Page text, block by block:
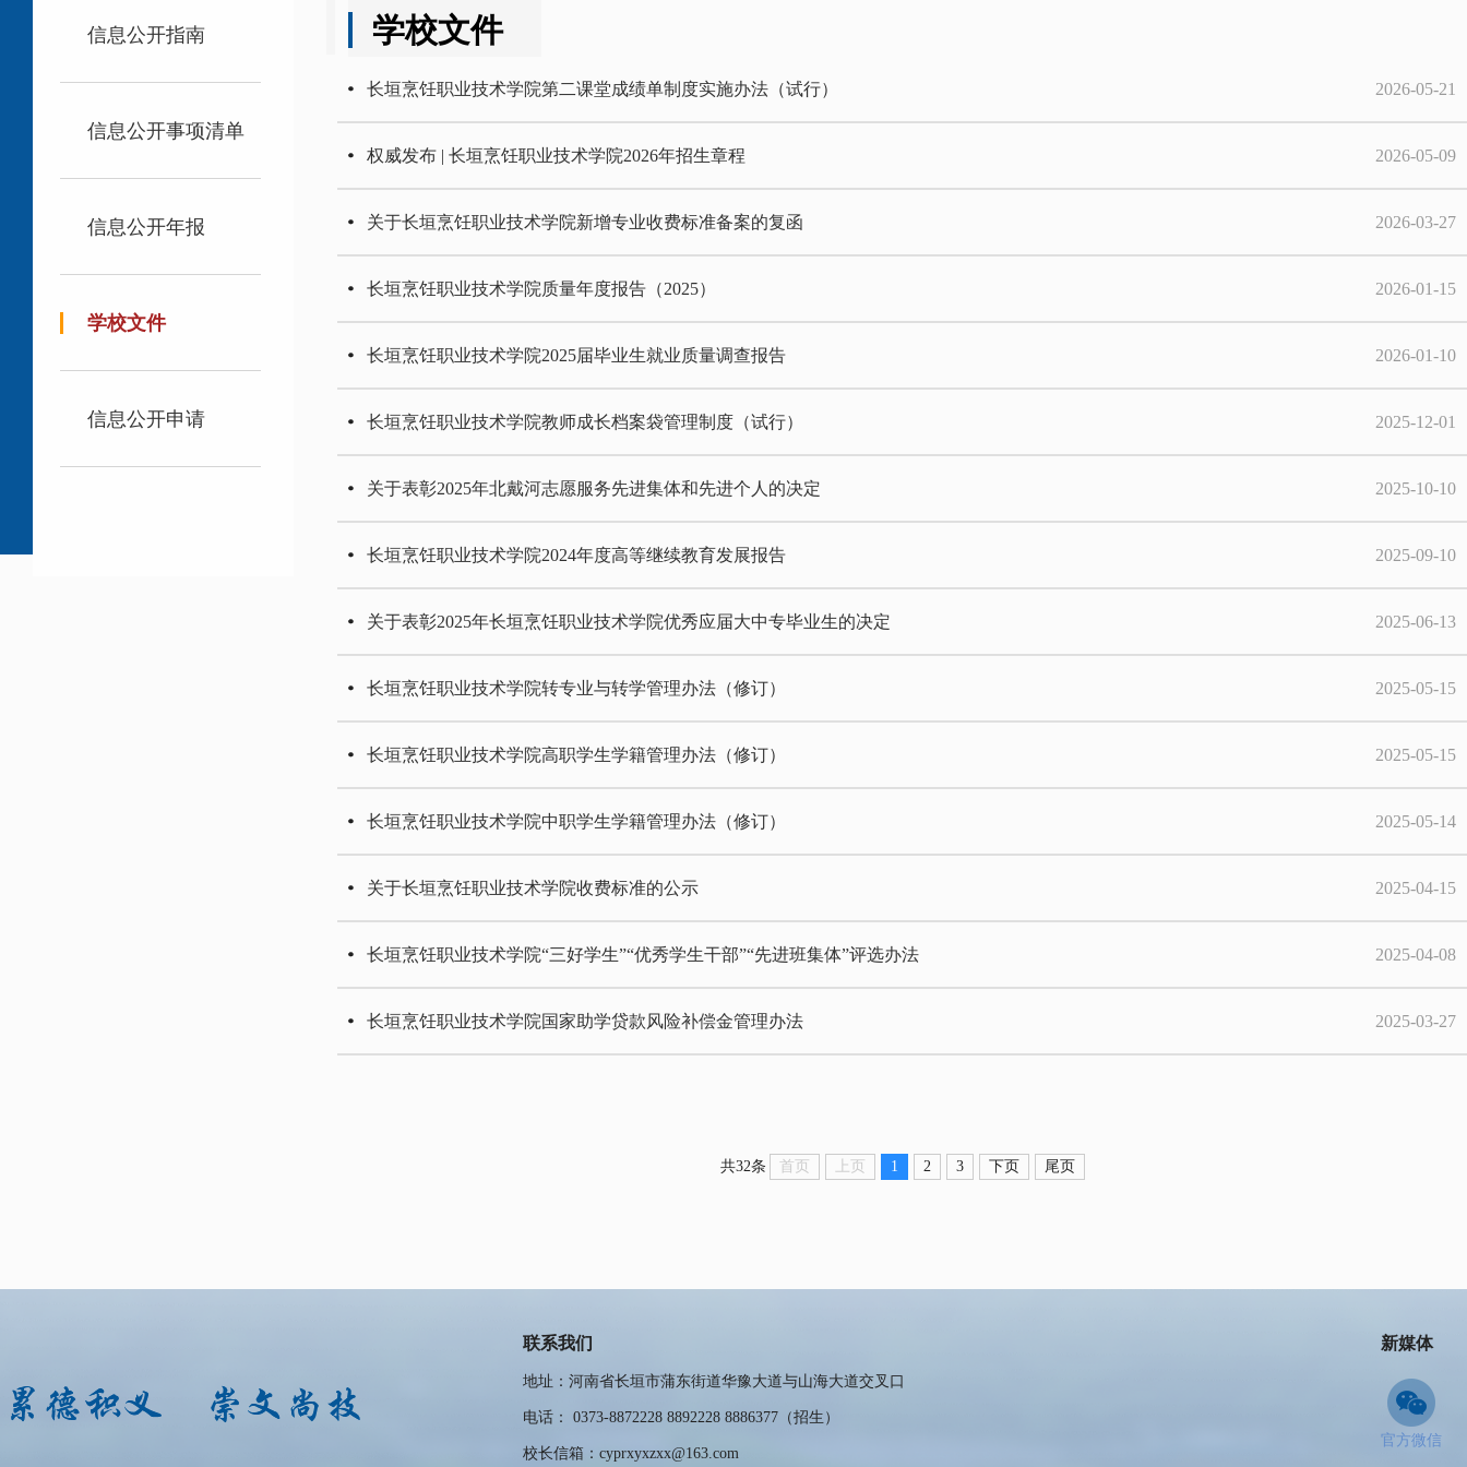
信息公开指南
信息公开事项清单
信息公开年报
学校文件
信息公开申请
学校文件
长垣烹饪职业技术学院第二课堂成绩单制度实施办法（试行） 2026-05-21
权威发布 | 长垣烹饪职业技术学院2026年招生章程 2026-05-09
​关于长垣烹饪职业技术学院新增专业收费标准备案的复函 2026-03-27
长垣烹饪职业技术学院质量年度报告（2025） 2026-01-15
长垣烹饪职业技术学院2025届毕业生就业质量调查报告 2026-01-10
长垣烹饪职业技术学院教师成长档案袋管理制度（试行） 2025-12-01
关于表彰2025年北戴河志愿服务先进集体和先进个人的决定 2025-10-10
长垣烹饪职业技术学院2024年度高等继续教育发展报告 2025-09-10
关于表彰2025年长垣烹饪职业技术学院优秀应届大中专毕业生的决定 2025-06-13
长垣烹饪职业技术学院转专业与转学管理办法（修订） 2025-05-15
长垣烹饪职业技术学院高职学生学籍管理办法（修订） 2025-05-15
长垣烹饪职业技术学院中职学生学籍管理办法（修订） 2025-05-14
关于长垣烹饪职业技术学院收费标准的公示 2025-04-15
长垣烹饪职业技术学院“三好学生”“优秀学生干部”“先进班集体”评选办法 2025-04-08
长垣烹饪职业技术学院国家助学贷款风险补偿金管理办法 2025-03-27
共32条 首页 上页 1 2 3 下页 尾页
联系我们
地址：河南省长垣市蒲东街道华豫大道与山海大道交叉口
电话： 0373-8872228 8892228 8886377（招生）
校长信箱：cyprxyxzxx@163.com
新媒体
官方微信